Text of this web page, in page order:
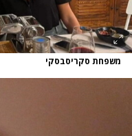
משפחת סקריסבסקי